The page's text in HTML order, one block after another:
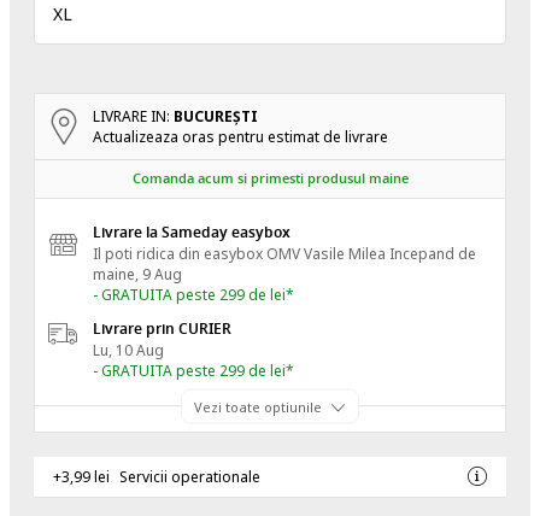
XL
LIVRARE IN: BUCUREŞTI
Actualizeaza oras pentru estimat de livrare
Comanda acum si primesti produsul maine
Livrare la Sameday easybox
Il poti ridica din easybox OMV Vasile Milea Incepand de
maine, 9 Aug
- GRATUITA peste 299 de lei*
Livrare prin CURIER
Lu, 10 Aug
- GRATUITA peste 299 de lei*
Vezi toate optiunile
+3,99 lei Servicii operationale